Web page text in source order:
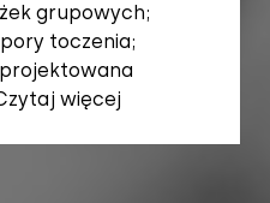
grupowych;
toczenia;
więcej